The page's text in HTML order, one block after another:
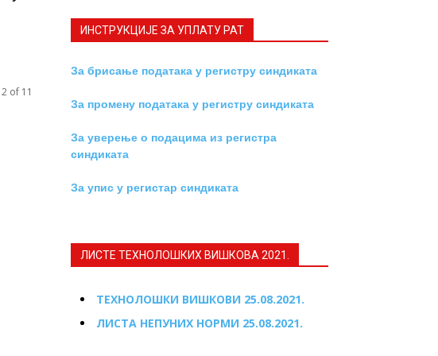
of 11
ИНСТРУКЦИЈE ЗА УПЛАТУ РАТ
За брисање података у регистру синдиката
За промену података у регистру синдиката
За уверење о подацима из регистра
синдиката
За упис у регистар синдиката
ЛИСТЕ ТЕХНОЛОШКИХ ВИШКОВА 2021.
ТЕХНОЛОШКИ ВИШКОВИ 25.08.2021.
ЛИСТА НЕПУНИХ НОРМИ 25.08.2021.